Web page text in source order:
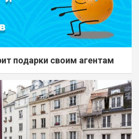
подарки своим агентам